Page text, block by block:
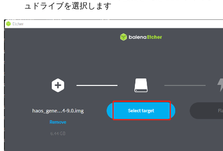
ュドライブを選択します